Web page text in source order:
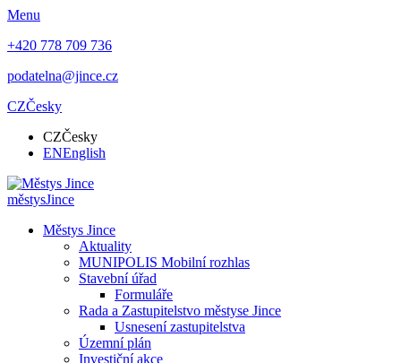
Menu
+420 778 709 736
podatelna@jince.cz
CZČesky
CZČesky
ENEnglish
městysJince
Městys Jince
Aktuality
MUNIPOLIS Mobilní rozhlas
Stavební úřad
Formuláře
Rada a Zastupitelstvo městyse Jince
Usnesení zastupitelstva
Územní plán
Investiční akce